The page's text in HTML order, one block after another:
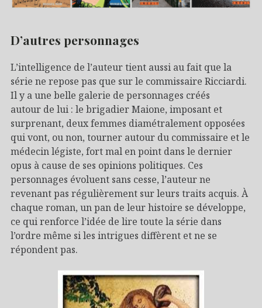
D’autres personnages
L’intelligence de l’auteur tient aussi au fait que la
série ne repose pas que sur le commissaire Ricciardi.
Il y a une belle galerie de personnages créés
autour de lui : le brigadier Maione, imposant et
surprenant, deux femmes diamétralement opposées
qui vont, ou non, tourner autour du commissaire et le
médecin légiste, fort mal en point dans le dernier
opus à cause de ses opinions politiques. Ces
personnages évoluent sans cesse, l’auteur ne
revenant pas régulièrement sur leurs traits acquis. À
chaque roman, un pan de leur histoire se développe,
ce qui renforce l’idée de lire toute la série dans
l’ordre même si les intrigues diffèrent et ne se
répondent pas.